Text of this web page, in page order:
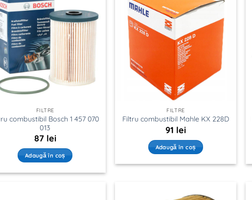
FILTRE
combustibil Bosch 1 457 070
013
87 lei
Adaugă în coș
FILTRE
Filtru combustibil Mahle KX 228D
91 lei
Adaugă în coș